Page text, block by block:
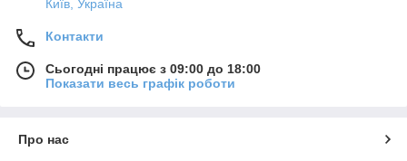
Київ, Україна
Контакти
Сьогодні працює з 09:00 до 18:00
Показати весь графік роботи
Про нас